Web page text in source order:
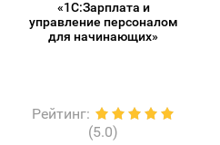
«1С:Зарплата и
управление персоналом
для начинающих»
Рейтинг:
(5.0)